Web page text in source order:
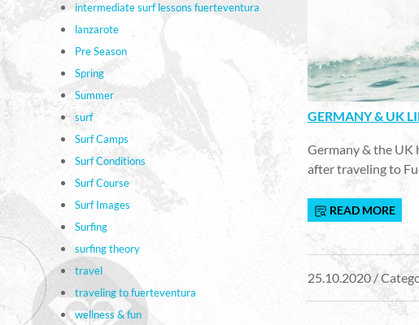
GERMANY & UK
Germany & the UK
after traveling to
READ MORE
25.10.2020 /
intermediate surf lessons fuerteventura
lanzarote
Pre Season
Spring
Summer
surf
Surf Camps
Surf Conditions
Surf Course
Surf Images
Surfing
surfing theory
travel
traveling to fuerteventura
wellness & fun